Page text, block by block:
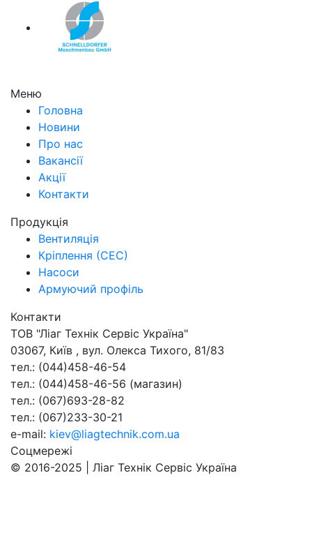
Меню
Головна
Новини
Про нас
Вакансії
Акції
Контакти
Продукція
Вентиляція
Кріплення (СЕС)
Насоси
Армуючий профіль
Контакти
ТОВ "Ліаг Технік Сервіс Україна"
03067, Київ , вул. Олекса Тихого, 81/83
тел.: (044)458-46-54
тел.: (044)458-46-56 (магазин)
тел.: (067)693-28-82
тел.: (067)233-30-21
e-mail: kiev@liagtechnik.com.ua
Соцмережі
© 2016-2025 | Ліаг Технік Сервіс Україна